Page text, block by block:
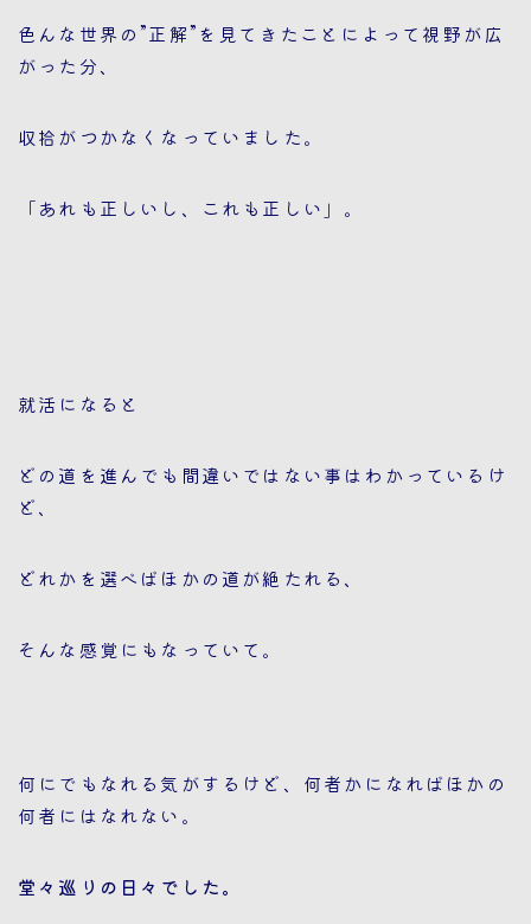
色んな世界の”正解”を見てきたことによって視野が広
がった分、
収拾がつかなくなっていました。
「あれも正しいし、これも正しい」。
就活になると
どの道を進んでも間違いではない事はわかっているけ
ど、
どれかを選べばほかの道が絶たれる、
そんな感覚にもなっていて。
何にでもなれる気がするけど、何者かになればほかの
何者にはなれない。
堂々巡りの日々でした。